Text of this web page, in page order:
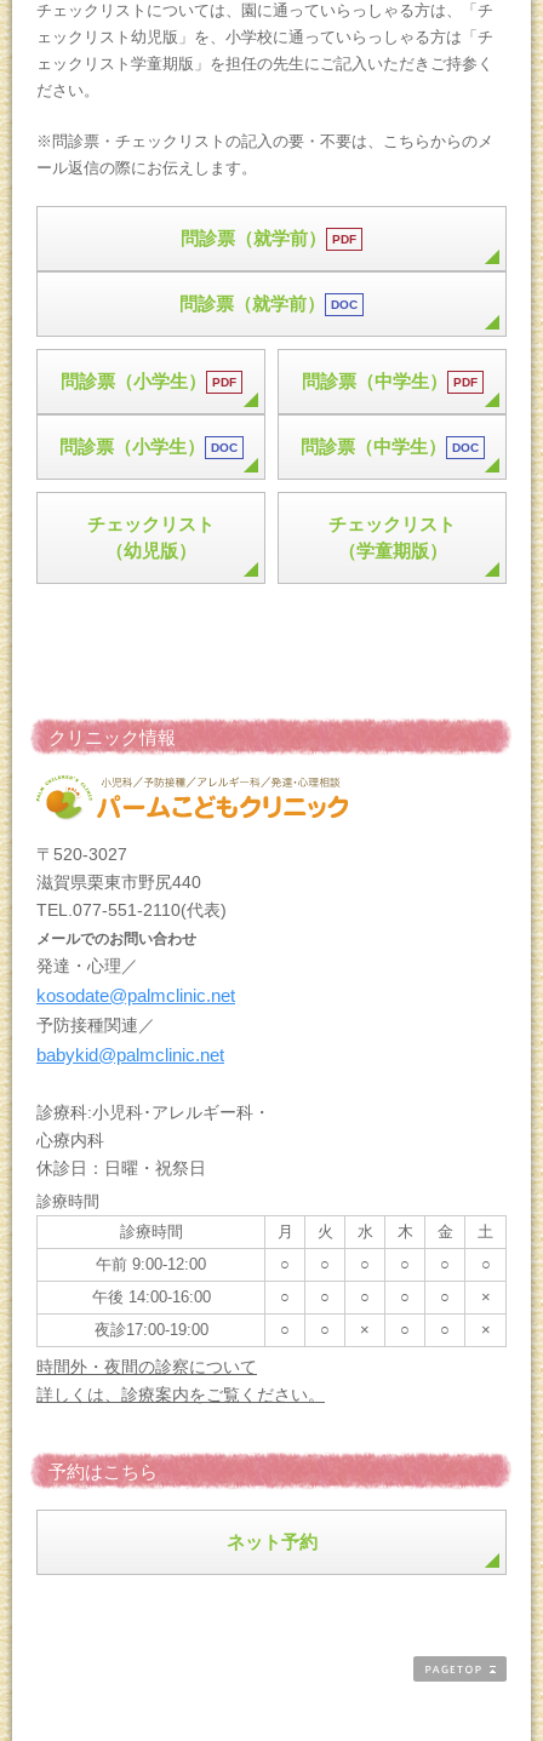
チェックリストについては、園に通っていらっしゃる方は、「チ
ェックリスト幼児版」を、小学校に通っていらっしゃる方は「チ
ェックリスト学童期版」を担任の先生にご記入いただきご持参く
ださい。
※問診票・チェックリストの記入の要・不要は、こちらからのメ
ール返信の際にお伝えします。
問診票（就学前） PDF
問診票（就学前） DOC
問診票（小学生） PDF
問診票（小学生） DOC
問診票（中学生） PDF
問診票（中学生） DOC
チェックリスト
（幼児版）
チェックリスト
（学童期版）
クリニック情報
〒520-3027
滋賀県栗東市野尻440
TEL.077-551-2110(代表)
メールでのお問い合わせ
発達・心理／
kosodate@palmclinic.net
予防接種関連／
babykid@palmclinic.net
診療科:小児科･アレルギー科・
心療内科
休診日：日曜・祝祭日
診療時間
診療時間
月 火 水 木 金
土
午前 9:00-12:00
○ ○ ○ ○ ○
○
午後 14:00-16:00
○ ○ ○ ○ ○
×
夜診17:00-19:00
○ ○ × ○ ○ ×
時間外・夜間の診察について
詳しくは、診療案内をご覧ください。
予約はこちら
ネット予約